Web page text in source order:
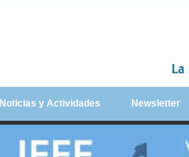
Noticias y Actividades Newsletter